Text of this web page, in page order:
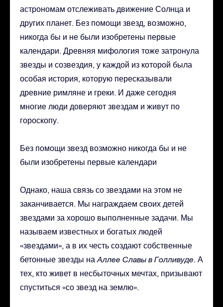
астрономам отслеживать движение Солнца и
других планет. Без помощи звезд, возможно,
никогда бы и не были изобретены первые
календари. Древняя мифология тоже затронула
звезды и созвездия, у каждой из которой была
особая история, которую пересказывали
древние римляне и греки. И даже сегодня
многие люди доверяют звездам и живут по
гороскопу.
Без помощи звезд возможно никогда бы и не
были изобретены первые календари
Однако, наша связь со звездами на этом не
заканчивается. Мы награждаем своих детей
звездами за хорошо выполненные задачи. Мы
называем известных и богатых людей
«звездами», а в их честь создают собственные
бетонные звезды на Аллее Славы в Голливуде. А
тех, кто живет в несбыточных мечтах, призывают
спуститься «со звезд на землю».